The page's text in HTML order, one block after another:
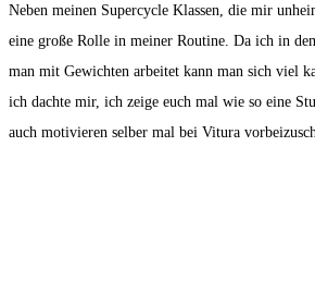
Neben meinen Supercycle Klassen, die mir
eine große Rolle in meiner Routine. Da ich in
man mit Gewichten arbeitet kann man sich viel
ich dachte mir, ich zeige euch mal wie so eine
auch motivieren selber mal bei Vitura